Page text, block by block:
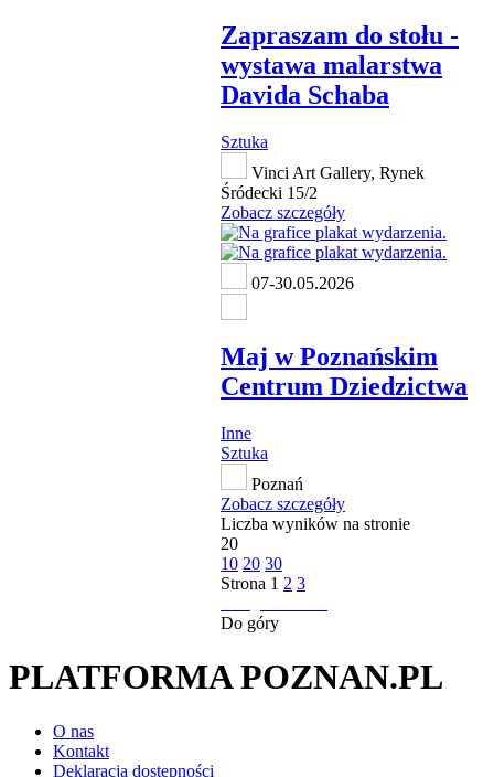
Zapraszam do stołu -
wystawa malarstwa
Davida Schaba
Sztuka
Vinci Art Gallery, Rynek
Śródecki 15/2
Zobacz szczegóły
07-30.05.2026
Maj w Poznańskim
Centrum Dziedzictwa
Inne
Sztuka
Poznań
Zobacz szczegóły
Liczba wyników na stronie
20
10 20 30
Strona 1 2 3
Do góry
PLATFORMA POZNAN.PL
O nas
Kontakt
Deklaracja dostępności